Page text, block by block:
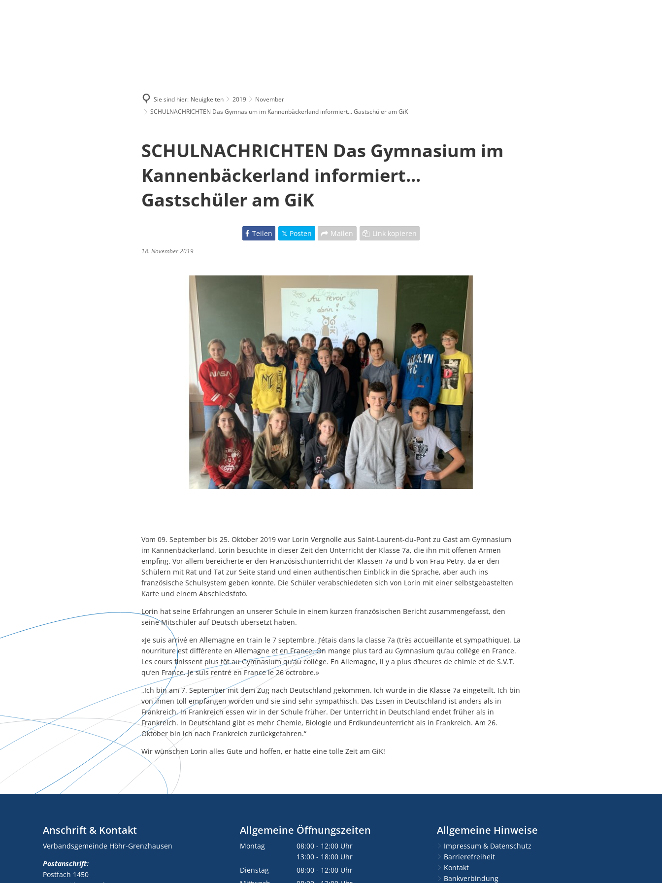
Sie sind hier: Neuigkeiten 2019
November
SCHULNACHRICHTEN Das Gymnasium im Kannenbäckerland informiert... Gastschüler am GiK
SCHULNACHRICHTEN Das Gymnasium im
Kannenbäckerland informiert...
Gastschüler am GiK
Teilen Posten Mailen Link kopieren
18. November 2019
Vom 09. September bis 25. Oktober 2019 war Lorin Vergnolle aus Saint-Laurent-du-Pont zu Gast am Gymnasium
im Kannenbäckerland. Lorin besuchte in dieser Zeit den Unterricht der Klasse 7a, die ihn mit offenen Armen
empfing. Vor allem bereicherte er den Französischunterricht der Klassen 7a und b von Frau Petry, da er den
Schülern mit Rat und Tat zur Seite stand und einen authentischen Einblick in die Sprache, aber auch ins
französische Schulsystem geben konnte. Die Schüler verabschiedeten sich von Lorin mit einer selbstgebastelten
Karte und einem Abschiedsfoto.
Lorin hat seine Erfahrungen an unserer Schule in einem kurzen französischen Bericht zusammengefasst, den
seine Mitschüler auf Deutsch übersetzt haben.
«Je suis arrivé en Allemagne en train le 7 septembre. J’étais dans la classe 7a (très accueillante et sympathique). La
nourriture est différente en Allemagne et en France. On mange plus tard au Gymnasium qu’au collège en France.
Les cours finissent plus tôt au Gymnasium qu’au collège. En Allemagne, il y a plus d’heures de chimie et de S.V.T.
qu’en France. Je suis rentré en France le 26 octrobre.»
„Ich bin am 7. September mit dem Zug nach Deutschland gekommen. Ich wurde in die Klasse 7a eingeteilt. Ich bin
von ihnen toll empfangen worden und sie sind sehr sympathisch. Das Essen in Deutschland ist anders als in
Frankreich. In Frankreich essen wir in der Schule früher. Der Unterricht in Deutschland endet früher als in
Frankreich. In Deutschland gibt es mehr Chemie, Biologie und Erdkundeunterricht als in Frankreich. Am 26.
Oktober bin ich nach Frankreich zurückgefahren.“
Wir wünschen Lorin alles Gute und hoffen, er hatte eine tolle Zeit am GiK!
Anschrift & Kontakt
Verbandsgemeinde Höhr-Grenzhausen
Postanschrift:
Postfach 1450
Allgemeine Öffnungszeiten
Montag 08:00 - 12:00 Uhr
Von 08:00 bis 12:00 Uhr
13:00 - 18:00 Uhr
Von 13:00 bis 18:00 Uhr
Dienstag 08:00 - 12:00 Uhr
Von 08:00 bis 12:00 Uhr
Allgemeine Hinweise
Impressum & Datenschutz
Barrierefreiheit
Kontakt
Bankverbindung